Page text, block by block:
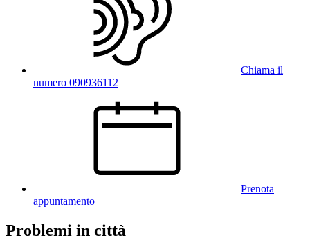
Chiama il
numero 090936112
Prenota
appuntamento
Problemi in città